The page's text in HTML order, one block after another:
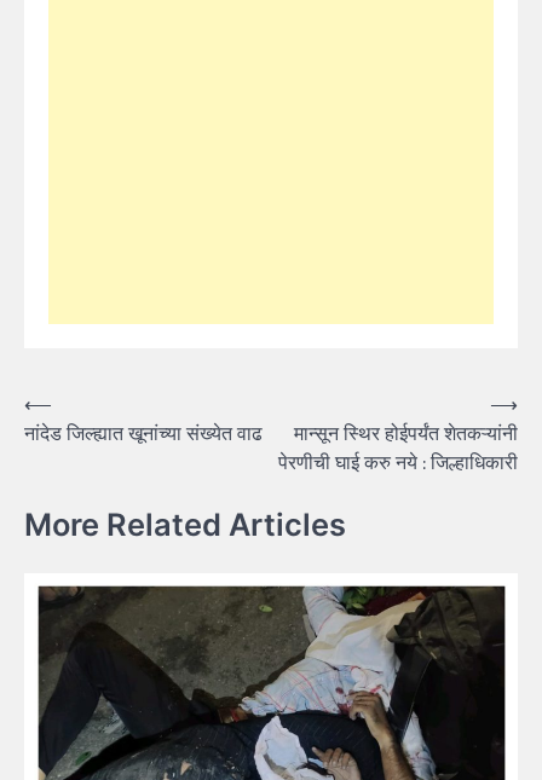
Post
navigation
⟵
नांदेड जिल्ह्यात खूनांच्या संख्येत वाढ
मान्सून स्थिर होईपर्यंत शेतकऱ्यांनी
पेरणीची घाई करु नये : जिल्हाधिकारी
⟶
More Related Articles